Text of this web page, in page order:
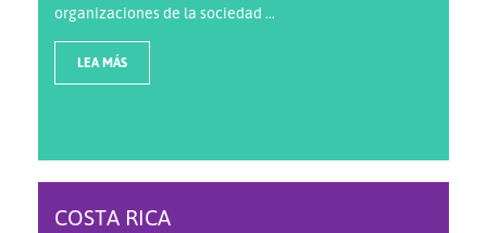
organizaciones de la sociedad ...
LEA MÁS
COSTA RICA